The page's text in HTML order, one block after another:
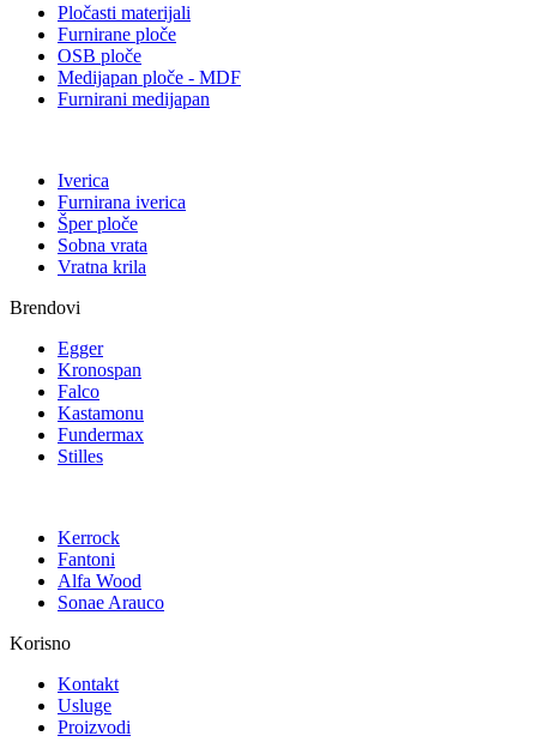
Pločasti materijali
Furnirane ploče
OSB ploče
Medijapan ploče - MDF
Furnirani medijapan
Iverica
Furnirana iverica
Šper ploče
Sobna vrata
Vratna krila
Brendovi
Egger
Kronospan
Falco
Kastamonu
Fundermax
Stilles
Kerrock
Fantoni
Alfa Wood
Sonae Arauco
Korisno
Kontakt
Usluge
Proizvodi